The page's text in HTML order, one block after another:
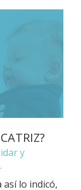
y
lo indicó,